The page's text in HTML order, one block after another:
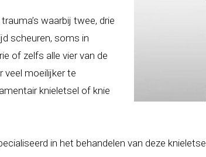
waarbij twee, drie
scheuren, soms in
of zelfs alle vier van de
veel moeilijker te
knieletsel of knie
in het behandelen van deze